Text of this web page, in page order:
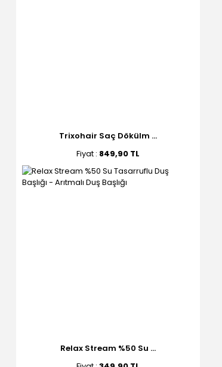
Trixohair Saç Dökülm ...
Fiyat : 849,90 TL
Relax Stream %50 Su ...